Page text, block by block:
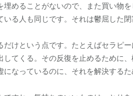
めることがないので、また買い物を
る人も同じです。それは鬱屈した
けという点です。たとえばセラピ
てくる。その反復を止めるために
なっているのに、それを解決する